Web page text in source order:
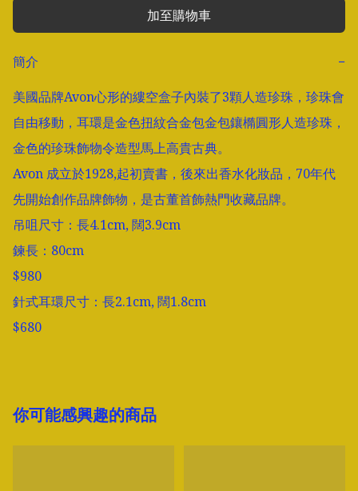
加至購物車
簡介
−
美國品牌Avon心形的縷空盒子內裝了3顆人造珍珠，珍珠會
自由移動，耳環是金色扭紋合金包金包鑲橢圓形人造珍珠，
金色的珍珠飾物令造型馬上高貴古典。
Avon 成立於1928,起初賣書，後來出香水化妝品，70年代
先開始創作品牌飾物，是古董首飾熱門收藏品牌。
吊咀尺寸：長4.1cm, 闊3.9cm
鍊長：80cm
$980
針式耳環尺寸：長2.1cm, 闊1.8cm
$680
你可能感興趣的商品